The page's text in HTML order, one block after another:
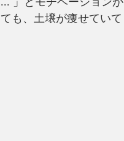
も、土壌が痩せていて